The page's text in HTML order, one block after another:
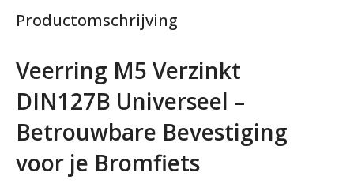
Productomschrijving
Veerring M5 Verzinkt
DIN127B Universeel –
Betrouwbare Bevestiging
voor je Bromfiets